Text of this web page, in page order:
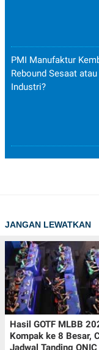
PMI Manufaktur
Rebound Sesaat
Industri?
JANGAN LEWATKAN
Hasil GOTF MLBB
Kompak ke 8 Besar,
Jadwal Tanding ONIC